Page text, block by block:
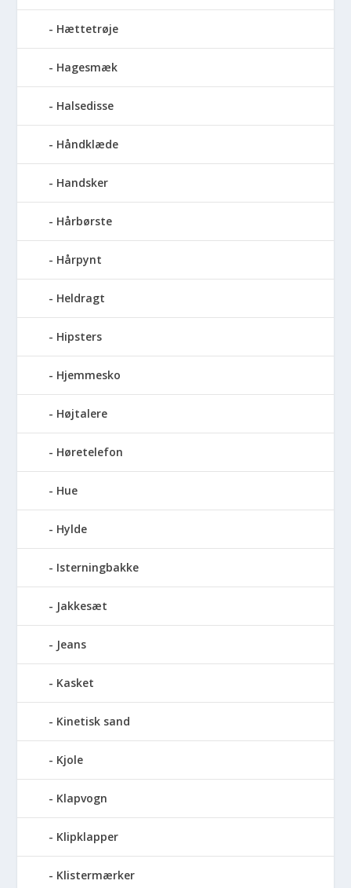
Hættetrøje
Hagesmæk
Halsedisse
Håndklæde
Handsker
Hårbørste
Hårpynt
Heldragt
Hipsters
Hjemmesko
Højtalere
Høretelefon
Hue
Hylde
Isterningbakke
Jakkesæt
Jeans
Kasket
Kinetisk sand
Kjole
Klapvogn
Klipklapper
Klistermærker